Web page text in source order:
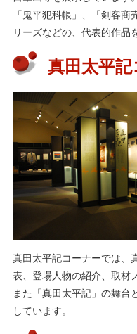
「鬼平犯科帳」、「剣客
リーズなどの、代表的作品
真田太平
真田太平記コーナーでは、
表、登場人物の紹介、取材
また「真田太平記」の舞台
しています。